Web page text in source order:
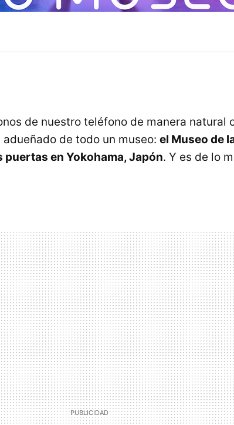
de nuestro teléfono de manera natural
de todo un museo: el Museo de
puertas en Yokohama, Japón. Y es de lo